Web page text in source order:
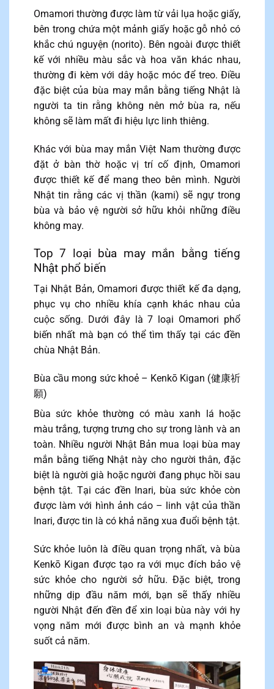
Omamori thường được làm từ vải lụa hoặc giấy,
bên trong chứa một mảnh giấy hoặc gỗ nhỏ có
khắc chú nguyện (norito). Bên ngoài được thiết
kế với nhiều màu sắc và hoa văn khác nhau,
thường đi kèm với dây hoặc móc để treo. Điều
đặc biệt của bùa may mắn bằng tiếng Nhật là
người ta tin rằng không nên mở bùa ra, nếu
không sẽ làm mất đi hiệu lực linh thiêng.
Khác với bùa may mắn Việt Nam thường được
đặt ở bàn thờ hoặc vị trí cố định, Omamori
được thiết kế để mang theo bên mình. Người
Nhật tin rằng các vị thần (kami) sẽ ngự trong
bùa và bảo vệ người sở hữu khỏi những điều
không may.
Top 7 loại bùa may mắn bằng tiếng
Nhật phổ biến
Tại Nhật Bản, Omamori được thiết kế đa dạng,
phục vụ cho nhiều khía cạnh khác nhau của
cuộc sống. Dưới đây là 7 loại Omamori phổ
biến nhất mà bạn có thể tìm thấy tại các đền
chùa Nhật Bản.
Bùa cầu mong sức khoẻ – Kenkō Kigan (健康祈
願)
Bùa sức khỏe thường có màu xanh lá hoặc
màu trắng, tượng trưng cho sự trong lành và an
toàn. Nhiều người Nhật Bản mua loại bùa may
mắn bằng tiếng Nhật này cho người thân, đặc
biệt là người già hoặc người đang phục hồi sau
bệnh tật. Tại các đền Inari, bùa sức khỏe còn
được làm với hình ảnh cáo – linh vật của thần
Inari, được tin là có khả năng xua đuổi bệnh tật.
Sức khỏe luôn là điều quan trọng nhất, và bùa
Kenkō Kigan được tạo ra với mục đích bảo vệ
sức khỏe cho người sở hữu. Đặc biệt, trong
những dịp đầu năm mới, bạn sẽ thấy nhiều
người Nhật đến đền để xin loại bùa này với hy
vọng năm mới được bình an và mạnh khỏe
suốt cả năm.